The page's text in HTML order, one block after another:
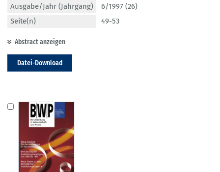
Ausgabe/Jahr (Jahrgang)
6/1997 (26)
Seite(n)
49-53
Abstract anzeigen
Datei-Download